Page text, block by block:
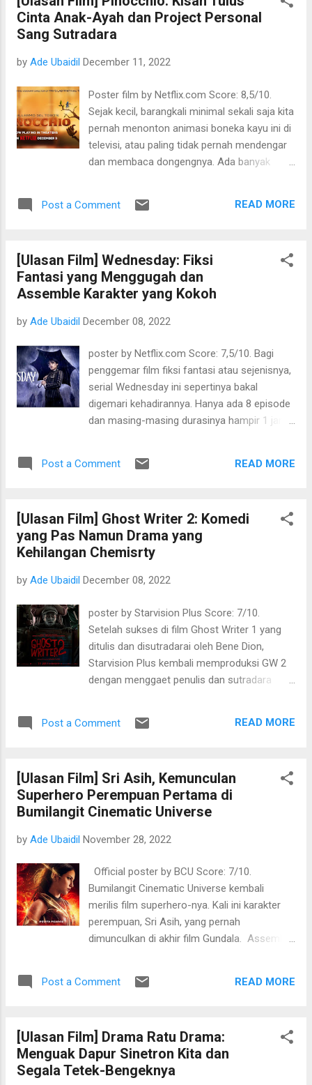
dan menyenangkan untuk ditonton. Padahal,
assemble castnya kebanyakan artis
pendatang baru semua, namun karena cerita
sehingga siapa pun pemainnya tetap bisa
yang cukup pendek, namun tayang seminggu
sekali. Sekarang sudah tayang semua. Saat
episode finale kemarin, saya berkesempatan
memenangkan undangan untuk menonton
bersama cast dan krunya. Saat sesi tanya
diberikan oleh Indosat selaku sponsor dan
Cinta Anak-Ayah dan Project Personal
Sang Sutradara
by Ade Ubaidil December 11, 2022
Poster film by Netflix.com Score: 8,5/10.
Sejak kecil, barangkali minimal sekali saja kita
pernah menonton animasi boneka kayu ini di
televisi, atau paling tidak pernah mendengar
dan membaca dongengnya. Ada banyak
dalam versi stop-motion di Netflix—lain lagi
Pinocchio di Netflix ini disutradarai oleh
Guillermo del Toro's. Cukup banyak film yang
sudah ditanganinya seperti Hell Boy (2004)
memenangkan nominasi Best Picture di
dibantu oleh Mark Gustafson yang paham
dengan film animasi stop-motion. Ia cukup
melakukan banyak improvisasi pada karakter
yang diadaptasi dari buku "Petualangan
Pinocchio" karangan Carlo Collodi, penulis
hidup Kakek Geppetto (David Bradley) si
Post a Comment READ MORE
[Ulasan Film] Wednesday: Fiksi
Fantasi yang Menggugah dan
Assemble Karakter yang Kokoh
by Ade Ubaidil December 08, 2022
poster by Netflix.com Score: 7,5/10. Bagi
penggemar film fiksi fantasi atau sejenisnya,
serial Wednesday ini sepertinya bakal
digemari kehadirannya. Hanya ada 8 episode
dan masing-masing durasinya hampir 1 jam,
orang di lingkungan kota Jorich, tempat
Wednesday Addams (Jenna Ortega)
digambarkan begitu kuat. Pakaian gotik,
Cuek, psikopat, tidak ekspresif, dan nir-
sekitarnya, bahkan teman-teman di asrama
masa lalu seseorang atau sejarah suatu
bangunan hanya dengan menyentuhnya.
kekuatannya tersebut. Alur cerita mulai
berjalan ketika ayahnya dituduh sebagai
kemudian Wednesday mencari tahu fakta
hingga membawanya ke...
Post a Comment READ MORE
[Ulasan Film] Ghost Writer 2: Komedi
yang Pas Namun Drama yang
Kehilangan Chemisrty
by Ade Ubaidil December 08, 2022
poster by Starvision Plus Score: 7/10.
Setelah sukses di film Ghost Writer 1 yang
ditulis dan disutradarai oleh Bene Dion,
Starvision Plus kembali memproduksi GW 2
dengan menggaet penulis dan sutradara
kreatifnya. Sejujurnya, saya lebih suka GW 1
banyak unsur komedi dan saat masuk ke
scene drama, terasa ada sentuhan yang
kurang, baik soal pengadeganan dan
aja gitu. Dan, yang kedua ini kehilangan
(Deva) di sini hanya bertindak sebagai editor
berbeda dengan Galih (Ge Pamungkas) di GW
1. Isu yang diangkat cukup berat dan sensitif,
yakni tentang human trafficing/penjualan
pendekatan filmnya sejak awal begitu ringan
Post a Comment READ MORE
[Ulasan Film] Sri Asih, Kemunculan
Superhero Perempuan Pertama di
Bumilangit Cinematic Universe
by Ade Ubaidil November 28, 2022
Official poster by BCU Score: 7/10.
Bumilangit Cinematic Universe kembali
merilis film superhero-nya. Kali ini karakter
perempuan, Sri Asih, yang pernah
dimunculkan di akhir film Gundala. Assemble
sekadar cameo seperti Najwa Shihab dan
acungkan dua jempol untuk akting mereka,
dan memang sudah pasti baguslah. Tetapi
sayangnya, saat mereka disandingkan
Post a Comment READ MORE
[Ulasan Film] Drama Ratu Drama:
Menguak Dapur Sinetron Kita dan
Segala Tetek-Bengeknya